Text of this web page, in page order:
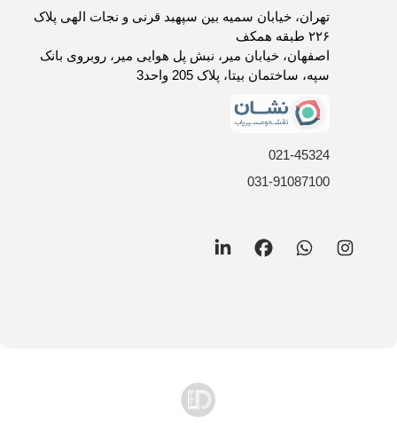
روش های ارسال کالا
تماس با ادبازار
فرصت های شغلی
تهران، خیابان سمیه بین سپهبد قرنی و نجات الهی پلاک
۲۲۶ طبقه همکف
اصفهان، خیابان میر، نبش پل هوایی میر، روبروی بانک
سپه، ساختمان بیتا، پلاک 205 واحد3
021-45324
031-91087100
Instagram
WhatsApp
Facebook
LinkedIn